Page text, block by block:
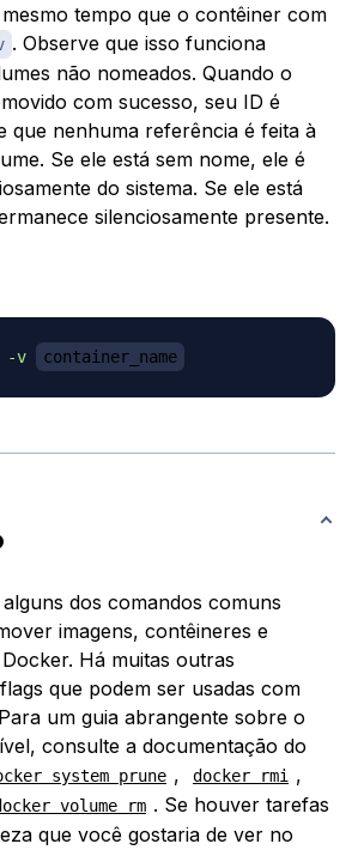
tempo que o contêiner com
. Observe que isso funciona
não nomeados. Quando o
com sucesso, seu ID é
que nenhuma referência é feita à
Se ele está sem nome, ele é
do sistema. Se ele está
silenciosamente presente.
-v container_name
dos comandos comuns
imagens, contêineres e
Há muitas outras
que podem ser usadas com
um guia abrangente sobre o
consulte a documentação do
system prune , docker rmi ,
volume rm . Se houver tarefas
que você gostaria de ver no